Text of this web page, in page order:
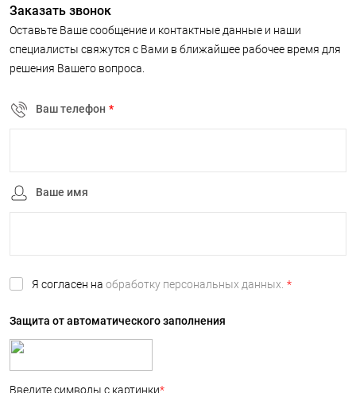
Заказать звонок
Оставьте Ваше сообщение и контактные данные и наши
специалисты свяжутся с Вами в ближайшее рабочее время для
решения Вашего вопроса.
Ваш телефон *
Ваше имя
Я согласен на обработку персональных данных. *
Защита от автоматического заполнения
Введите символы с картинки*